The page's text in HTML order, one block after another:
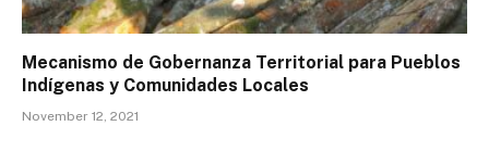
Mecanismo de Gobernanza Territorial para Pueblos
Indígenas y Comunidades Locales
November 12, 2021